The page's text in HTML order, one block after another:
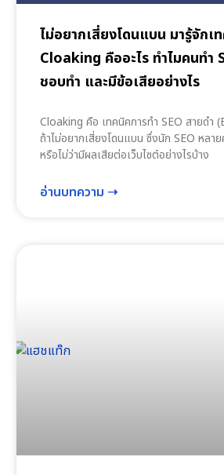
ไม่อยากเสี่ยงโดนแบน มารู้จักเ
Cloaking คืออะไร ทำไมคนทำ
ชอบทำ และมีข้อเสียอย่างไร
Cloaking คือ เทคนิคการทำ SEO สายดำ
ถ้าไม่อยากเสี่ยงโดนแบน ซึ่งนัก SEO หลา
หรือไม่ว่ามีผลเสียต่อเว็บไซต์อย่างไรบ้าง
อ่านบทความ ➝